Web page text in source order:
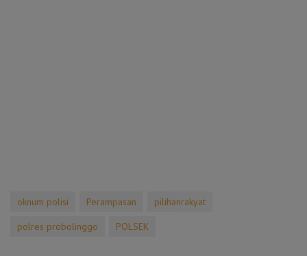
oknum polisi Perampasan
pilihanrakyat
polres probolinggo
POLSEK